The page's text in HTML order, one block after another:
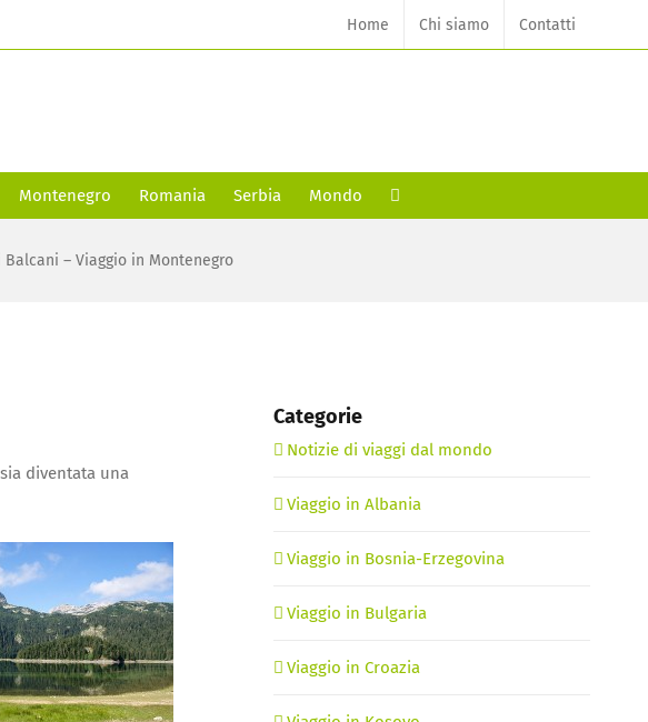
Home Chi siamo Contatti
Montenegro Romania Serbia Mondo
– Viaggio in Montenegro
diventata una
Categorie
Notizie di viaggi dal mondo
Viaggio in Albania
Viaggio in Bosnia-Erzegovina
Viaggio in Bulgaria
Viaggio in Croazia